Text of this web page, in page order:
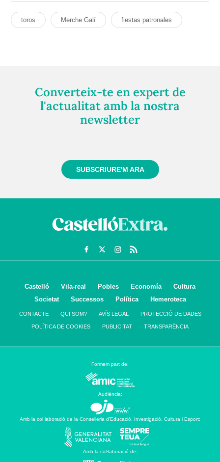
toros Merche Galí fiestas patronales
Converteix-te en expert de
l'actualitat amb la nostra
newsletter
SUBSCRIURE'M ARA
Castelló Vila-real Pobles Economía
Cultura
Societat
Successos Política Hemeroteca
CONTACTE QUI SOM? AVÍS LEGAL PROTECCIÓ DE DADES
POLÍTICA DE COOKIES PUBLICITAT TRANSPARÈNCIA
Formem part de:
Audiència:
Amb la col·laboració de la Conselleria d’Educació, Investigació, Cultura i Esport:
Amb la col·laboració de: